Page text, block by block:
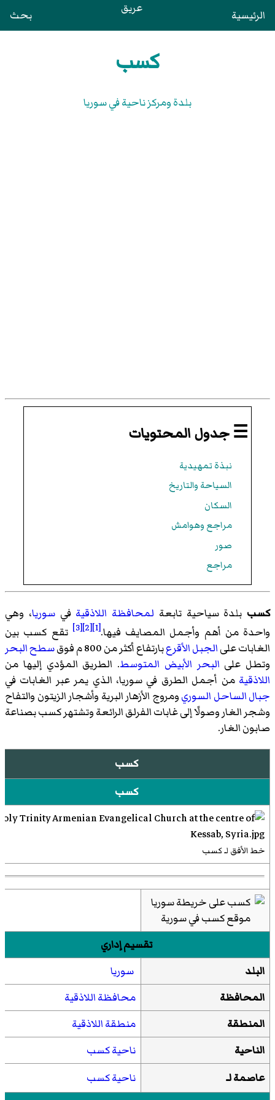
الرئيسية عريق بحث
كسب
بلدة ومركز ناحية في سوريا
☰ جدول المحتويات
نبذة تمهيدية
السياحة والتاريخ
السكان
مراجع وهوامش
صور
مراجع
كسب بلدة سياحية تابعة لمحافظة اللاذقية فيسوريا، وهي
واحدة من أهم وأجمل المصايف فيها.[1]
[2]
[3]
تقع كسب بين
الغابات علىالجبل الأقرعبارتفاع أكثر من 800 م فوق
سطح البحر
وتطل على البحر الأبيض المتوسط. الطريق المؤدي إليها من
اللاذقية من أجمل الطرق في سوريا، الذي يمر عبر الغابات في
جبال الساحل السوريومروج الأزهار البرية وأشجار الزيتون والتفاح
وشجر الغار وصولًا إلى غابات الفرلق الرائعة وتشتهر كسب بصناعة
صابون الغار.
كسب
كسب
خط الأفق لـ كسب
موقع كسب في سورية
تقسيم إداري
البلد
سوريا
المحافظة
محافظة اللاذقية
المنطقة
منطقة اللاذقية
الناحية
ناحية كسب
عاصمة لـ
ناحية كسب